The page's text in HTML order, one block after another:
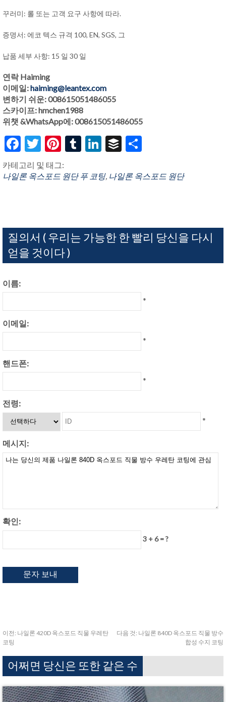
꾸러미: 롤 또는 고객 요구 사항에 따라.
증명서: 에코 텍스 규격 100, EN, SGS, 그
납품 세부 사항: 15 일 30 일
연락 Haiming
이메일:haiming@leantex.com
변하기 쉬운: 008615051486055
스카이프: hmchen1988
위챗 &WhatsApp에: 008615051486055
Facebook
Twitter
Pinterest
Tumblr
LinkedIn
Buffer
카테고리 및 태그:
나일론 옥스포드 원단 푸 코팅, 나일론 옥스포드 원단
질의서 ( 우리는 가능한 한 빨리 당신을 다시
얻을 것이다 )
이름:
*
이메일:
*
핸드폰:
*
전령:
*
메시지:
확인:
3 + 6 = ?
이전: 나일론 420D 옥스포드 직물 우레탄
코팅
다음 것: 나일론 840D 옥스포드 직물 방수
합성 수지 코팅
어쩌면 당신은 또한 같은 수